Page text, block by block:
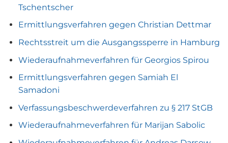
Tschentscher
Ermittlungsverfahren gegen Christian Dettmar
Rechtsstreit um die Ausgangssperre in Hamburg
Wiederaufnahmeverfahren für Georgios Spirou
Ermittlungsverfahren gegen Samiah El
Samadoni
Verfassungsbeschwerdeverfahren zu § 217 StGB
Wiederaufnahmeverfahren für Marijan Sabolic